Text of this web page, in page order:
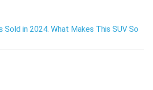
Sold in 2024. What Makes This SUV So